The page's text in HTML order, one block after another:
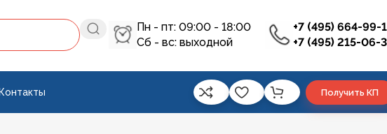
Пн - пт: 09:00 - 18:00
Сб - вс: выходной
+7 (495) 664-99-
+7 (495) 215-06-
Получить КП